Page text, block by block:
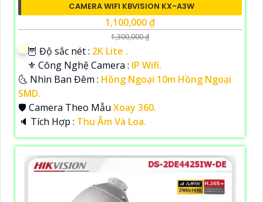
CAMERA WIFI KBVISION KX-A3W
1,100,000 ₫
1,300,000 ₫
🦉 Độ sắc nét : 2K Lite .
⚜️ Công Nghệ Camera : IP Wifi.
🌜 Nhìn Ban Đêm : Hồng Ngoại 10m Hồng Ngoại
SMD.
🛡 Camera Theo Mẫu Xoay 360.
️🔈 Tích Hợp : Thu Âm Và Loa.